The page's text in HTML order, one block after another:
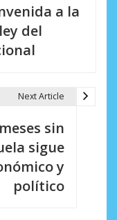
a la
del
Next Article
sin
sigue
y
político